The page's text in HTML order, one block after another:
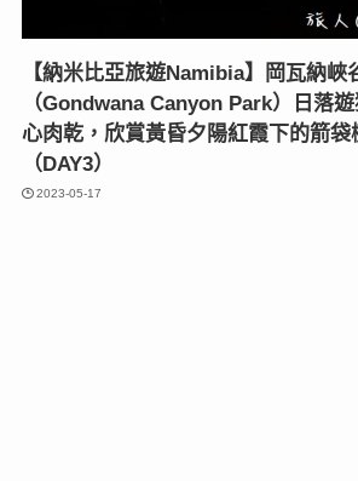
【納米比亞旅遊Namibia】岡瓦納峽
（Gondwana Canyon Park）日落
心肉乾，欣賞黃昏夕陽紅霞下的箭袋
（DAY3）
2023-05-17